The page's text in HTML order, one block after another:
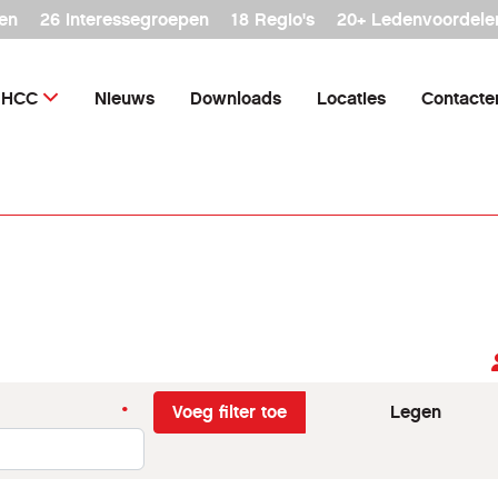
26 interessegroepen 18 Regio's 20+
HCC Nieuws Downloads Locaties
Voeg filter toe Legen